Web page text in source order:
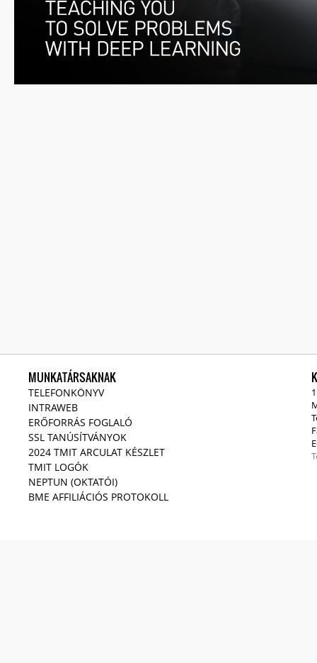
MUNKATÁRSAKNAK
TELEFONKÖNYV
INTRAWEB
ERŐFORRÁS FOGLALÓ
SSL TANÚSÍTVÁNYOK
2024 TMIT ARCULAT KÉSZLET
TMIT LOGÓK
NEPTUN (OKTATÓI)
BME AFFILIÁCIÓS PROTOKOLL